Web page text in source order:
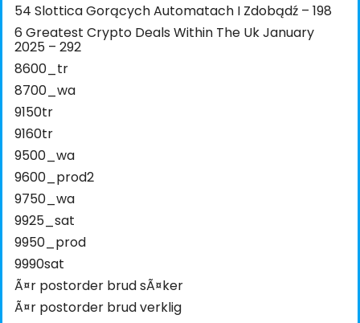
54 Slottica Gorących Automatach I Zdobądź – 198
6 Greatest Crypto Deals Within The Uk January
2025 – 292
8600_tr
8700_wa
9150tr
9160tr
9500_wa
9600_prod2
9750_wa
9925_sat
9950_prod
9990sat
Ã¤r postorder brud sÃ¤ker
Ã¤r postorder brud verklig